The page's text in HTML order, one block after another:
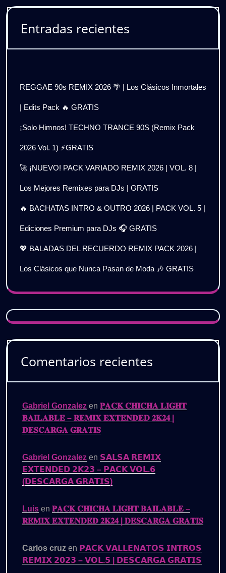
Entradas recientes
REGGAE 90s REMIX 2026 🌴 | Los Clásicos Inmortales
| Edits Pack 🔥 GRATIS
¡Solo Himnos! TECHNO TRANCE 90S (Remix Pack
2026 Vol. 1) ⚡GRATIS
🚀 ¡NUEVO! PACK VARIADO REMIX 2026 | VOL. 8 |
Los Mejores Remixes para DJs | GRATIS
🔥 BACHATAS INTRO & OUTRO 2026 | PACK VOL. 5 |
Ediciones Premium para DJs 🎧 GRATIS
💖 BALADAS DEL RECUERDO REMIX PACK 2026 |
Los Clásicos que Nunca Pasan de Moda 🎶 GRATIS
Comentarios recientes
Gabriel Gonzalez en 𝐏𝐀𝐂𝐊 𝐂𝐇𝐈𝐂𝐇𝐀 𝐋𝐈𝐆𝐇𝐓
𝐁𝐀𝐈𝐋𝐀𝐁𝐋𝐄 – 𝐑𝐄𝐌𝐈𝐗 𝐄𝐗𝐓𝐄𝐍𝐃𝐄𝐃 𝟐𝐊𝟐𝟒 |
𝐃𝐄𝐒𝐂𝐀𝐑𝐆𝐀 𝐆𝐑𝐀𝐓𝐈𝐒
Gabriel Gonzalez en 𝗦𝗔𝗟𝗦𝗔 𝗥𝗘𝗠𝗜𝗫
𝗘𝗫𝗧𝗘𝗡𝗗𝗘𝗗 𝟮𝗞𝟮𝟯 – 𝗣𝗔𝗖𝗞 𝗩𝗢𝗟.𝟲
(𝗗𝗘𝗦𝗖𝗔𝗥𝗚𝗔 𝗚𝗥𝗔𝗧𝗜𝗦)
Luis en 𝐏𝐀𝐂𝐊 𝐂𝐇𝐈𝐂𝐇𝐀 𝐋𝐈𝐆𝐇𝐓 𝐁𝐀𝐈𝐋𝐀𝐁𝐋𝐄 –
𝐑𝐄𝐌𝐈𝐗 𝐄𝐗𝐓𝐄𝐍𝐃𝐄𝐃 𝟐𝐊𝟐𝟒 | 𝐃𝐄𝐒𝐂𝐀𝐑𝐆𝐀 𝐆𝐑𝐀𝐓𝐈𝐒
Carlos cruz en 𝗣𝗔𝗖𝗞 𝗩𝗔𝗟𝗟𝗘𝗡𝗔𝗧𝗢𝗦 𝗜𝗡𝗧𝗥𝗢𝗦
𝗥𝗘𝗠𝗜𝗫 𝟮𝟬𝟮𝟯 – 𝗩𝗢𝗟.𝟱 | 𝗗𝗘𝗦𝗖𝗔𝗥𝗚𝗔 𝗚𝗥𝗔𝗧𝗜𝗦